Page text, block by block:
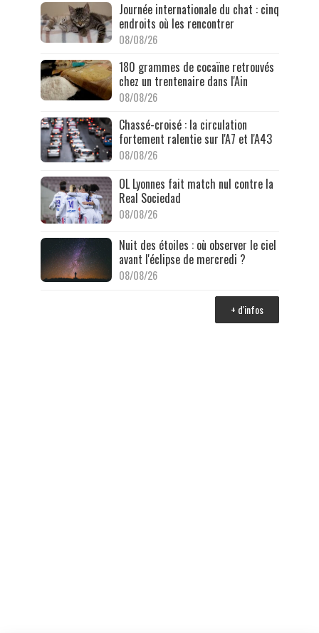
Journée internationale du chat : cinq
endroits où les rencontrer
08/08/26
180 grammes de cocaïne retrouvés
chez un trentenaire dans l'Ain
08/08/26
Chassé-croisé : la circulation
fortement ralentie sur l'A7 et l'A43
08/08/26
OL Lyonnes fait match nul contre la
Real Sociedad
08/08/26
Nuit des étoiles : où observer le ciel
avant l'éclipse de mercredi ?
08/08/26
+ d'infos